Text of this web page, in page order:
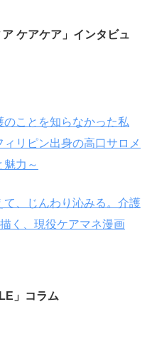
ケアケア」インタビュ
のことを知らなかった私
リピン出身の高口サロメ
魅力～
て、じんわり沁みる。介護
く、現役ケアマネ漫画
」コラム